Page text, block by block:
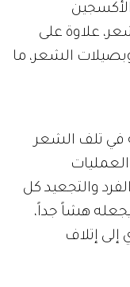
علاوة على
الشعر، ما
في تلف الشعر
العمليات
والتجعيد كل
هشاً جداً،
إلى إتلاف